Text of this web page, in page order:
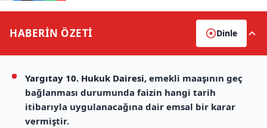
HABERİN ÖZETİ Dinle
Yargıtay 10. Hukuk Dairesi, emekli maaşının geç
bağlanması durumunda faizin hangi tarih
itibarıyla uygulanacağına dair emsal bir karar
vermiştir.